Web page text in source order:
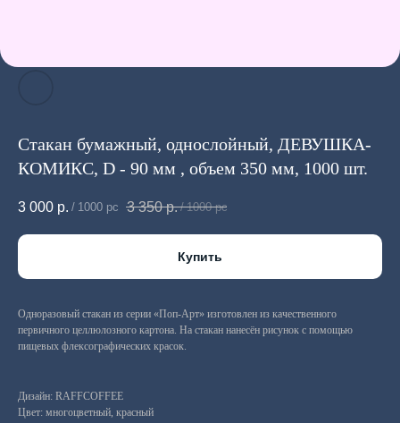
Стакан бумажный, однослойный, ДЕВУШКА-
КОМИКС, D - 90 мм , объем 350 мм, 1000 шт.
3 000 р. / 1000 pc 3 350 р. / 1000 pc
Купить
Одноразовый стакан из серии «Поп-Арт» изготовлен из качественного
первичного целлюлозного картона. На стакан нанесён рисунок с помощью
пищевых флексографических красок.
Дизайн: RAFFCOFFEE
Цвет: многоцветный, красный